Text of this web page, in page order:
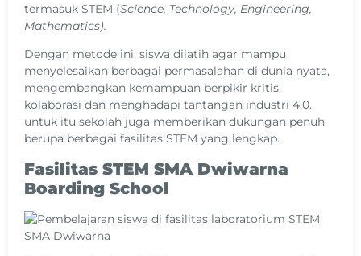
termasuk STEM (Science, Technology, Engineering,
Mathematics).
Dengan metode ini, siswa dilatih agar mampu
menyelesaikan berbagai permasalahan di dunia nyata,
mengembangkan kemampuan berpikir kritis,
kolaborasi dan menghadapi tantangan industri 4.0.
untuk itu sekolah juga memberikan dukungan penuh
berupa berbagai fasilitas STEM yang lengkap.
Fasilitas STEM SMA Dwiwarna
Boarding School